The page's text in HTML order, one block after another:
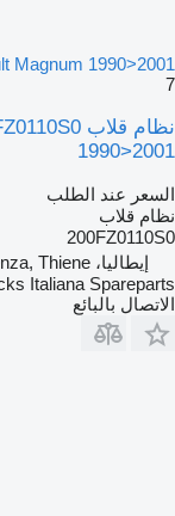
Magnum 1990>2001
7
1990>2001
السعر عند الطلب
نظام قلاب
200FZ0110S0
إيطاليا، Vicenza, Thiene
Italiana Spareparts
الاتصال بالبائع